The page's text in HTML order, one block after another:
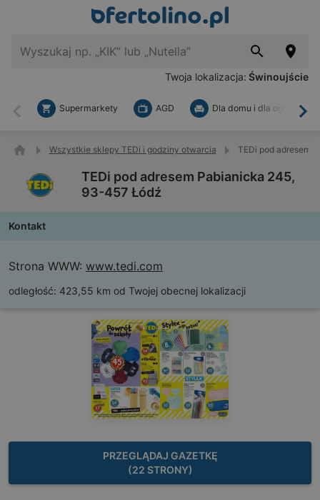
Twoja lokalizacja: Świnoujście
Wstecz
Supermarkety AGD Dla domu i dla ogrodu
Wszystkie sklepy TEDi i godziny otwarcia TEDi pod adresem
TEDi pod adresem Pabianicka 245,
93-457 Łódź
Kontakt
Strona WWW: www.tedi.com
odległość: 423,55 km od Twojej obecnej lokalizacji
PRZEGLĄDAJ GAZETKĘ
(22 STRONY)